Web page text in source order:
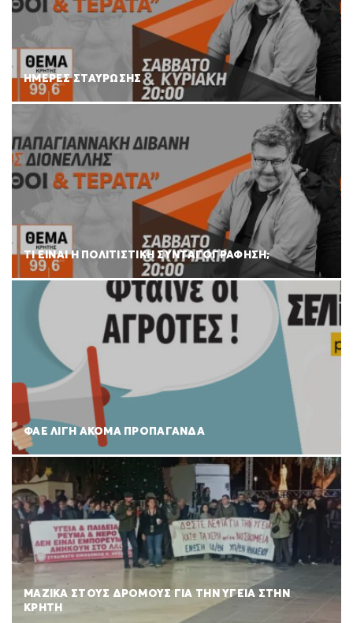
ΗΜΕΡΕΣ ΣΤΑΥΡΩΣΗΣ
ΤΙ ΕΙΝΑΙ Η ΠΟΛΙΤΙΣΤΙΚΗ ΣΥΝΤΑΓΟΓΡΑΦΗΣΗ;
ΦΑΕ ΛΙΓΗ ΑΚΟΜΑ ΠΡΟΠΑΓΑΝΔΑ
ΜΑΖΙΚΑ ΣΤΟΥΣ ΔΡΟΜΟΥΣ ΓΙΑ ΤΗΝ ΥΓΕΙΑ ΣΤΗΝ
ΚΡΗΤΗ